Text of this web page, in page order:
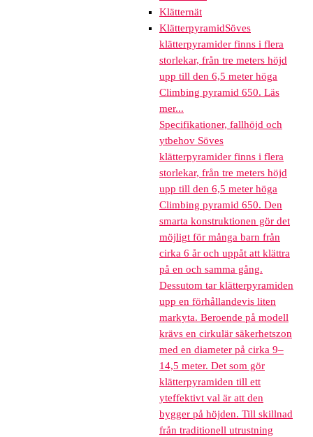
Klätternät
KlätterpyramidSöves
klätterpyramider finns i flera
storlekar, från tre meters höjd
upp till den 6,5 meter höga
Climbing pyramid 650. Läs
mer...
Specifikationer, fallhöjd och
ytbehov Söves
klätterpyramider finns i flera
storlekar, från tre meters höjd
upp till den 6,5 meter höga
Climbing pyramid 650. Den
smarta konstruktionen gör det
möjligt för många barn från
cirka 6 år och uppåt att klättra
på en och samma gång.
Dessutom tar klätterpyramiden
upp en förhållandevis liten
markyta. Beroende på modell
krävs en cirkulär säkerhetszon
med en diameter på cirka 9–
14,5 meter. Det som gör
klätterpyramiden till ett
yteffektivt val är att den
bygger på höjden. Till skillnad
från traditionell utrustning